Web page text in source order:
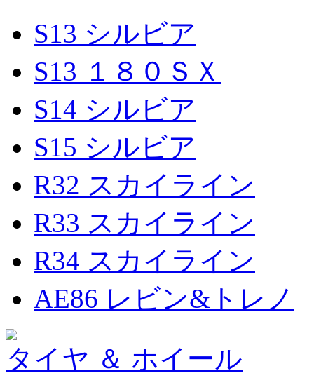
S13 シルビア
S13 １８０ＳＸ
S14 シルビア
S15 シルビア
R32 スカイライン
R33 スカイライン
R34 スカイライン
AE86 レビン&トレノ
タイヤ ＆ ホイール